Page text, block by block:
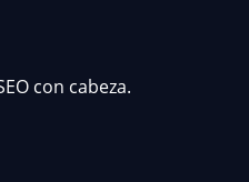
con cabeza.